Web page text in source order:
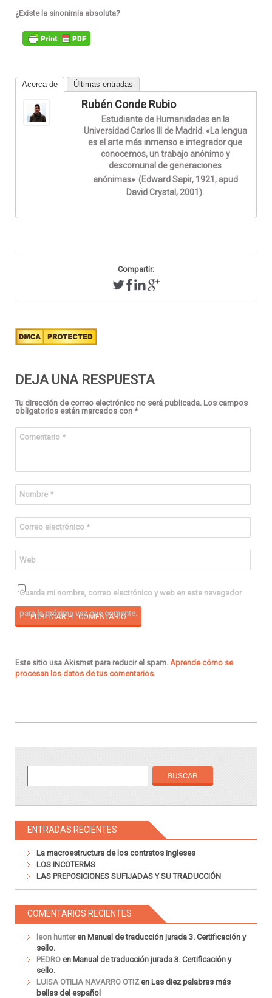
¿Existe la sinonimia absoluta?
Acerca de Últimas entradas
Rubén Conde Rubio
Estudiante de Humanidades en la
Universidad Carlos III de Madrid. «La lengua
es el arte más inmenso e integrador que
conocemos, un trabajo anónimo y
descomunal de generaciones
anónimas» (Edward Sapir, 1921; apud
David Crystal, 2001).
Compartir:
DEJA UNA RESPUESTA
Tu dirección de correo electrónico no será publicada. Los campos
obligatorios están marcados con *
Comentario *
Nombre *
Correo electrónico *
Web
Guarda mi nombre, correo electrónico y web en este navegador
para la próxima vez que comente.
Este sitio usa Akismet para reducir el spam. Aprende cómo se
procesan los datos de tus comentarios.
ENTRADAS RECIENTES
La macroestructura de los contratos ingleses
LOS INCOTERMS
LAS PREPOSICIONES SUFIJADAS Y SU TRADUCCIÓN
COMENTARIOS RECIENTES
leon hunteren Manual de traducción jurada 3. Certificación y
sello.
PEDRO en Manual de traducción jurada 3. Certificación y
sello.
LUISA OTILIA NAVARRO OTIZ en Las diez palabras más
bellas del español